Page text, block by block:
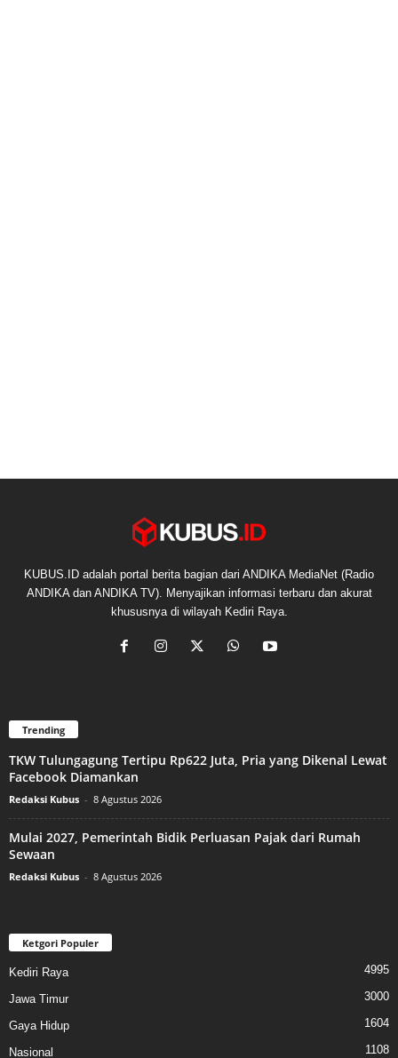
KUBUS.ID adalah portal berita bagian dari ANDIKA MediaNet (Radio
ANDIKA dan ANDIKA TV). Menyajikan informasi terbaru dan akurat
khususnya di wilayah Kediri Raya.
Trending
TKW Tulungagung Tertipu Rp622 Juta, Pria yang Dikenal Lewat
Facebook Diamankan
Redaksi Kubus - 8 Agustus 2026
Mulai 2027, Pemerintah Bidik Perluasan Pajak dari Rumah
Sewaan
Redaksi Kubus - 8 Agustus 2026
Ketgori Populer
Kediri Raya 4995
Jawa Timur 3000
Gaya Hidup 1604
Nasional 1108